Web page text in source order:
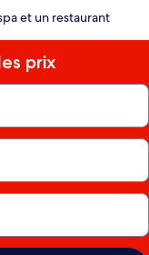
et un restaurant
prix